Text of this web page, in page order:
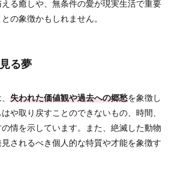
る癒しや、無条件の愛が現実生活で重要
の象徴かもしれません。
る夢
失われた価値観や過去への郷愁を象徴し
や取り戻すことのできないもの、時間、
情を示しています。また、絶滅した動物
されるべき個人的な特質や才能を象徴す